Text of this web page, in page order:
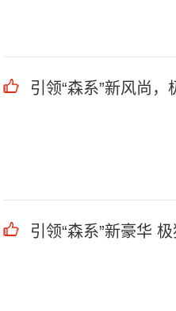
引领“森系”新风尚
引领“森系”新豪华